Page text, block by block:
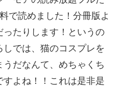
で読めました！分冊版よ
ったりします！というの
では、猫のコスプレを
うだなんて、めちゃくち
よね！！これは是非是